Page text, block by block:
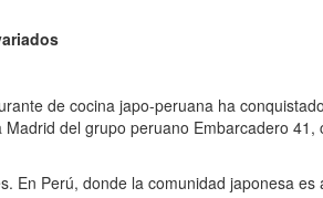
de cocina japo-peruana ha
del grupo peruano Embarcadero
En Perú, donde la comunidad japonesa